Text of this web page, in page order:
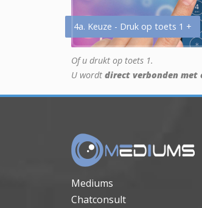
4a. Keuze - Druk op toets 1 +
Of u drukt op toets 1.
U wordt direct verbonden met
Mediums
Chatconsult